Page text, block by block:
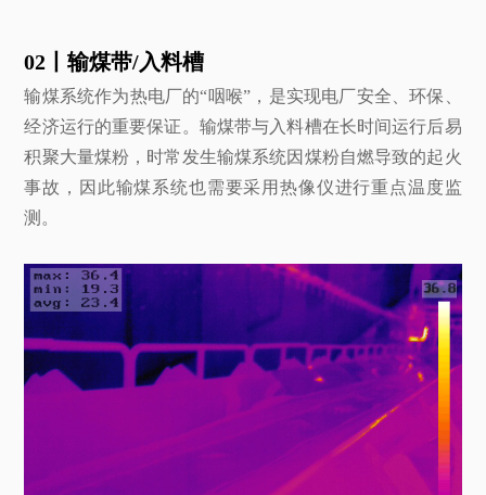
02丨输煤带/入料槽
输煤系统作为热电厂的“咽喉”，是实现电厂安全、环保、
经济运行的重要保证。输煤带与入料槽在长时间运行后易
积聚大量煤粉，时常发生输煤系统因煤粉自燃导致的起火
事故，因此输煤系统也需要采用热像仪进行重点温度监
测。